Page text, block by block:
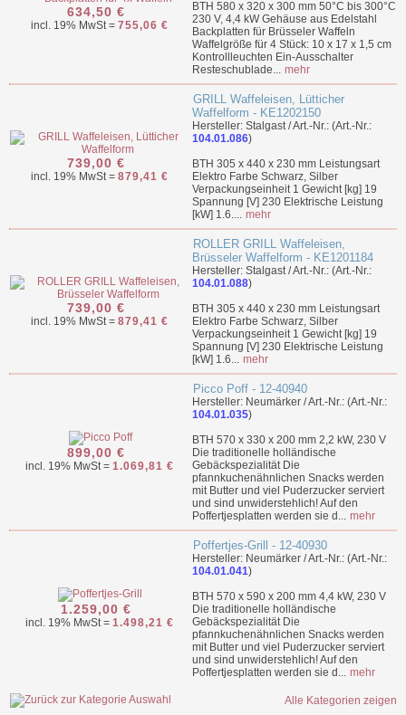
634,50 €
incl. 19% MwSt = 755,06 €
BTH 580 x 320 x 300 mm 50°C bis 300°C
230 V, 4,4 kW Gehäuse aus Edelstahl
Backplatten für Brüsseler Waffeln
Waffelgröße für 4 Stück: 10 x 17 x 1,5 cm
Kontrollleuchten Ein-Ausschalter
Resteschublade... mehr
739,00 €
incl. 19% MwSt = 879,41 €
GRILL Waffeleisen, Lütticher
Waffelform - KE1202150
Hersteller: Stalgast / Art.-Nr.: (Art.-Nr.:
104.01.086)
BTH 305 x 440 x 230 mm Leistungsart
Elektro Farbe Schwarz, Silber
Verpackungseinheit 1 Gewicht [kg] 19
Spannung [V] 230 Elektrische Leistung
[kW] 1.6.... mehr
739,00 €
incl. 19% MwSt = 879,41 €
ROLLER GRILL Waffeleisen,
Brüsseler Waffelform - KE1201184
Hersteller: Stalgast / Art.-Nr.: (Art.-Nr.:
104.01.088)
BTH 305 x 440 x 230 mm Leistungsart
Elektro Farbe Schwarz, Silber
Verpackungseinheit 1 Gewicht [kg] 19
Spannung [V] 230 Elektrische Leistung
[kW] 1.6... mehr
899,00 €
incl. 19% MwSt = 1.069,81 €
Picco Poff - 12-40940
Hersteller: Neumärker / Art.-Nr.: (Art.-Nr.:
104.01.035)
BTH 570 x 330 x 200 mm 2,2 kW, 230 V
Die traditionelle holländische
Gebäckspezialität Die
pfannkuchenähnlichen Snacks werden
mit Butter und viel Puderzucker serviert
und sind unwiderstehlich! Auf den
Poffertjesplatten werden sie d... mehr
1.259,00 €
incl. 19% MwSt = 1.498,21 €
Poffertjes-Grill - 12-40930
Hersteller: Neumärker / Art.-Nr.: (Art.-Nr.:
104.01.041)
BTH 570 x 590 x 200 mm 4,4 kW, 230 V
Die traditionelle holländische
Gebäckspezialität Die
pfannkuchenähnlichen Snacks werden
mit Butter und viel Puderzucker serviert
und sind unwiderstehlich! Auf den
Poffertjesplatten werden sie d... mehr
Alle Kategorien zeigen